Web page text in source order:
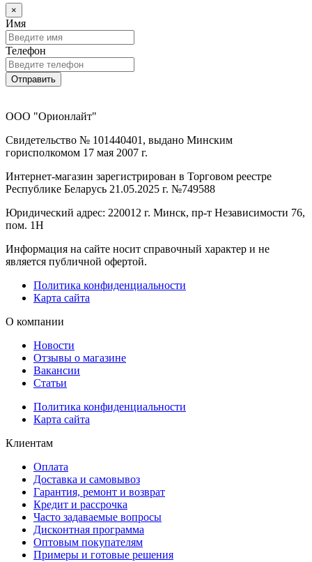
×
Имя
Телефон
Отправить
ООО "Орионлайт"
Свидетельство № 101440401, выдано Минским
горисполкомом 17 мая 2007 г.
Интернет-магазин зарегистрирован в Торговом реестре
Республике Беларусь 21.05.2025 г. №749588
Юридический адрес: 220012 г. Минск, пр-т Независимости 76,
пом. 1Н
Информация на сайте носит справочный характер и не
является публичной офертой.
Политика конфиденциальности
Карта сайта
О компании
Новости
Отзывы о магазине
Вакансии
Статьи
Политика конфиденциальности
Карта сайта
Клиентам
Оплата
Доставка и самовывоз
Гарантия, ремонт и возврат
Кредит и рассрочка
Часто задаваемые вопросы
Дисконтная программа
Оптовым покупателям
Примеры и готовые решения